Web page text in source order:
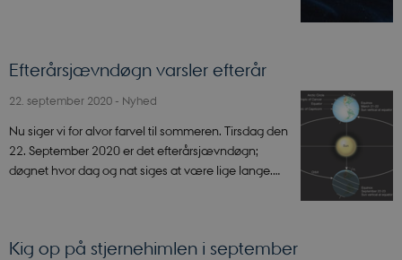
Efterårsjævndøgn varsler efterår
22. september 2020 - Nyhed
Nu siger vi for alvor farvel til sommeren. Tirsdag den
22. September 2020 er det efterårsjævndøgn;
døgnet hvor dag og nat siges at være lige lange.…
Kig op på stjernehimlen i september